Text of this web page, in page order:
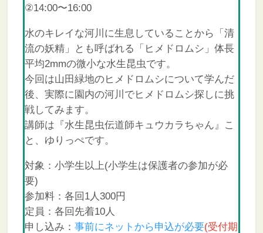
②14:00〜16:00
水のキレイな河川に生息していることから「清
流の妖精」とも呼ばれる「ヒメドロムシ」体⻑
平均2mmの微小な水生昆虫です。
今回は山田緑地のヒメドロムシについて学んだ
後、実際に園内の河川でヒメドロムシ探しに挑
戦してみます。
講師は『水生昆虫伝道師キュウカラちゃん』こ
と、ゆりっぺです。
対象：小学生以上(小学生は保護者の参加が必
要)
参加料：各回1人300円
定員：各回先着10人
申し込み： 事前にネットから申込が必要(受付期